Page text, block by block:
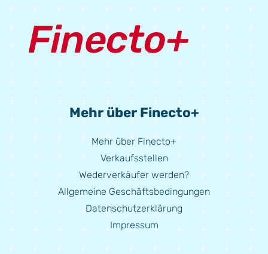
Mehr über Finecto+
Mehr über Finecto+
Verkaufsstellen
Wederverkäufer werden?
Allgemeine Geschäftsbedingungen
Datenschutzerklärung
Impressum